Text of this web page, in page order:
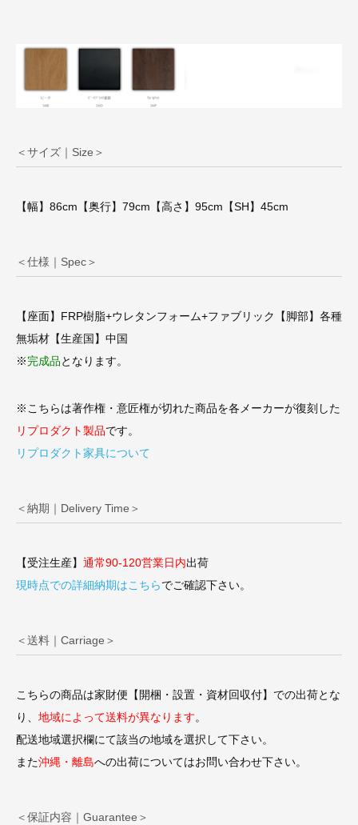
＜サイズ｜Size＞
【幅】86cm【奥行】79cm【高さ】95cm【SH】45cm
＜仕様｜Spec＞
【座面】FRP樹脂+ウレタンフォーム+ファブリック【脚部】各種
無垢材【生産国】中国
※完成品となります。
※こちらは著作権・意匠権が切れた商品を各メーカーが復刻した
リプロダクト製品です。
リプロダクト家具について
＜納期｜Delivery Time＞
【受注生産】 通常90-120営業日内出荷
現時点での詳細納期はこちらでご確認下さい。
＜送料｜Carriage＞
こちらの商品は家財便【開梱・設置・資材回収付】での出荷とな
り、 地域によって送料が異なります。
配送地域選択欄にて該当の地域を選択して下さい。
また沖縄・離島への出荷についてはお問い合わせ下さい。
＜保証内容｜Guarantee＞